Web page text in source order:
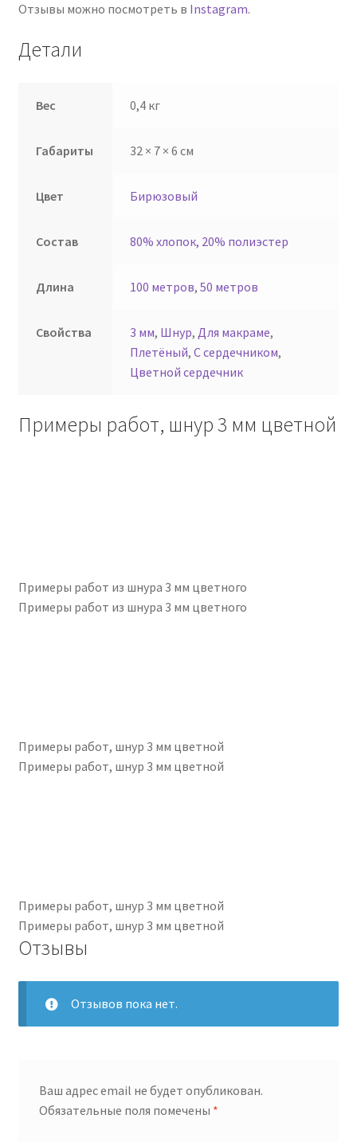
Отзывы можно посмотреть в Instagram.
Детали
Вес 0,4 кг
Габариты 32 × 7 × 6 см
Цвет Бирюзовый
Состав 80% хлопок, 20% полиэстер
Длина 100 метров,50 метров
Свойства 3 мм, Шнур, Для макраме,
Плетёный,С сердечником,
Цветной сердечник
Примеры работ, шнур 3 мм цветной
Примеры работ из шнура 3 мм цветного
Примеры работ из шнура 3 мм цветного
Примеры работ, шнур 3 мм цветной
Примеры работ, шнур 3 мм цветной
Примеры работ, шнур 3 мм цветной
Примеры работ, шнур 3 мм цветной
Отзывы
Отзывов пока нет.
Ваш адрес email не будет опубликован.
Обязательные поля помечены *